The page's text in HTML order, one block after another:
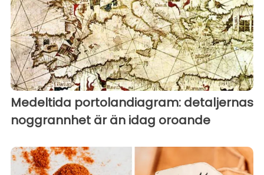
Medeltida portolandiagram: detaljernas
noggrannhet är än idag oroande